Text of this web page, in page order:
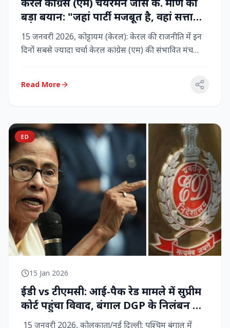
बड़ा बयान: "जहां पार्टी मजबूत है, वहां सत्ता
बनी रहेगी" – LDF के साथ बने रहने पर जोर
15 जनवरी 2026, कोट्टायम (केरल): केरल की राजनीति में इन
दिनों सबसे ज्यादा चर्चा केरल कांग्रेस (एम) की संभावित मंच
Read More
ED
15 Jan 2026
ईडी vs टीएमसी: आई-पैक रेड मामले में सुप्रीम
कोर्ट पहुंचा विवाद, बंगाल DGP के निलंबन की
मांग, कलकत्ता हाईकोर्ट में CBI छापेमारी
15 जनवरी 2026, कोलकाता/नई दिल्ली: पश्चिम बंगाल में